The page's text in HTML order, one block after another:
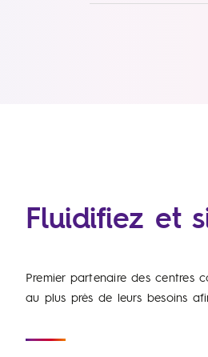
Fluidifiez et
Premier partenaire des centres
au plus près de leurs besoins